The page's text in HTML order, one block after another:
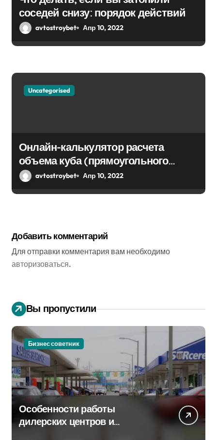
соседей снизу: порядок действий
avtostroybet Апр 10, 2022
Uncategorised
Онлайн-калькулятор расчета
объема куба (прямоугольного
парралепипеда)
avtostroybet Апр 10, 2022
Добавить комментарий
Для отправки комментария вам необходимо
авторизоваться.
Вы пропустили
Бизнес советник
Особенности работы
дилерских центров и